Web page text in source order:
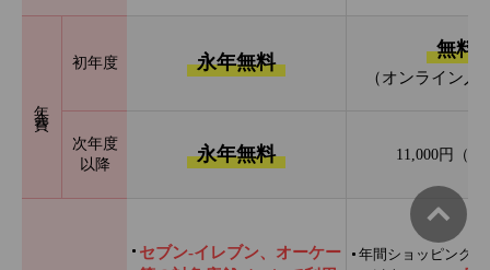
年会費
初年度 永年無料
無料
（オンライン入
次年度
以降
永年無料 11,000円（税
セブン‐イレブン、オーケー
年間ショッピング利